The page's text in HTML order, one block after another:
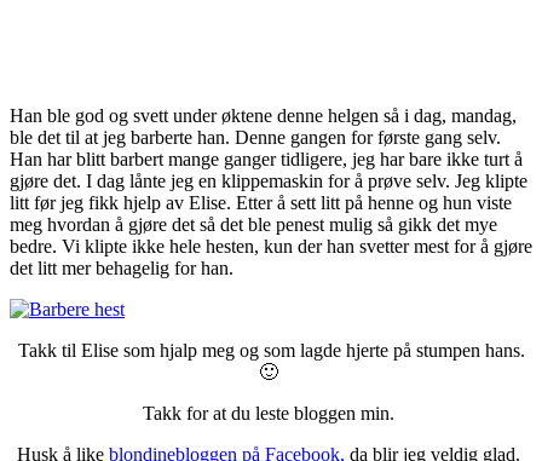
Han ble god og svett under øktene denne helgen så i dag, mandag,
ble det til at jeg barberte han. Denne gangen for første gang selv.
Han har blitt barbert mange ganger tidligere, jeg har bare ikke turt å
gjøre det. I dag lånte jeg en klippemaskin for å prøve selv. Jeg klipte
litt før jeg fikk hjelp av Elise. Etter å sett litt på henne og hun viste
meg hvordan å gjøre det så det ble penest mulig så gikk det mye
bedre. Vi klipte ikke hele hesten, kun der han svetter mest for å gjøre
det litt mer behagelig for han.
Takk til Elise som hjalp meg og som lagde hjerte på stumpen hans.
🙂
Takk for at du leste bloggen min.
Husk å like blondinebloggen på Facebook, da blir jeg veldig glad.